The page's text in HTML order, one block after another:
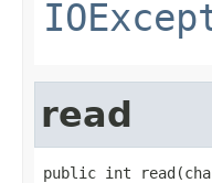
read
public int